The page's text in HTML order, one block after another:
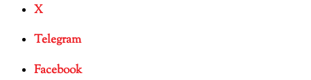
X
Telegram
Facebook